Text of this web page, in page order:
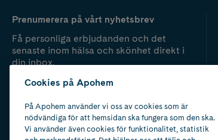
Prenumerera på vårt nyhetsbrev
Få personliga erbjudanden och det
senaste inom hälsa och skönhet direkt i
din inbox.
Cookies på Apohem
På Apohem använder vi oss av cookies som är
nödvändiga för att hemsidan ska fungera som den ska.
Vi använder även cookies för funktionalitet, statistik